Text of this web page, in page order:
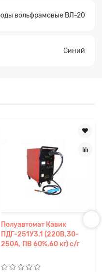
вольфрамовые ВЛ-20
Синий
Полуавтомат Кавик
ПДГ-251У3.1 (220В,30-
250А, ПВ 60%,60 кг) с/г